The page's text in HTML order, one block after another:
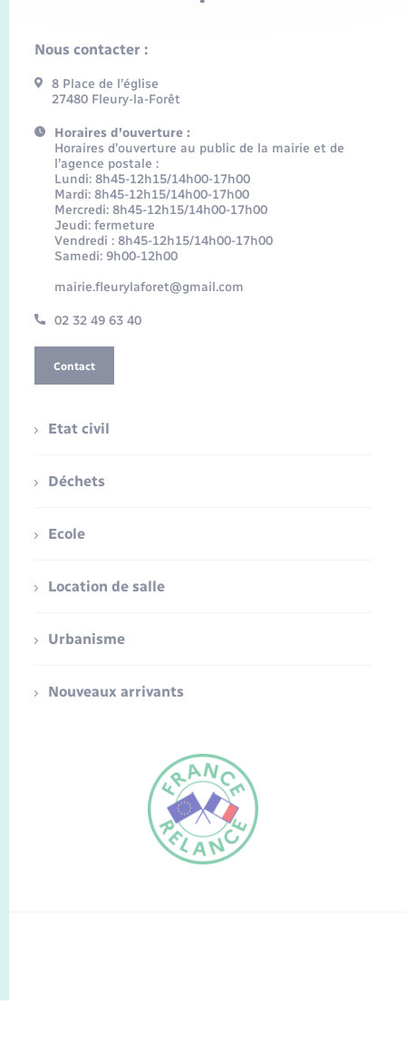
FR
Nous contacter :
8 Place de l’église
27480 Fleury-la-Forêt
Horaires d'ouverture :
Horaires d’ouverture au public de la mairie et de
l’agence postale :
Lundi: 8h45-12h15/14h00-17h00
Mardi: 8h45-12h15/14h00-17h00
Mercredi: 8h45-12h15/14h00-17h00
Jeudi: fermeture
Vendredi : 8h45-12h15/14h00-17h00
Samedi: 9h00-12h00
mairie.fleurylaforet@gmail.com
02 32 49 63 40
Contact
Etat civil
Déchets
Ecole
Location de salle
Urbanisme
Nouveaux arrivants